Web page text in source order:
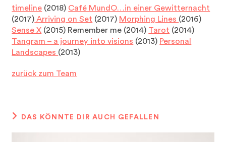
timeline (2018) Café MundO…in einer Gewitternacht
(2017) Arriving on Set (2017) Morphing Lines (2016)
Sense X (2015) Remember me (2014) Tarot (2014)
Tangram – a journey into visions (2013) Personal
Landscapes (2013)
zurück zum Team
DAS KÖNNTE DIR AUCH GEFALLEN